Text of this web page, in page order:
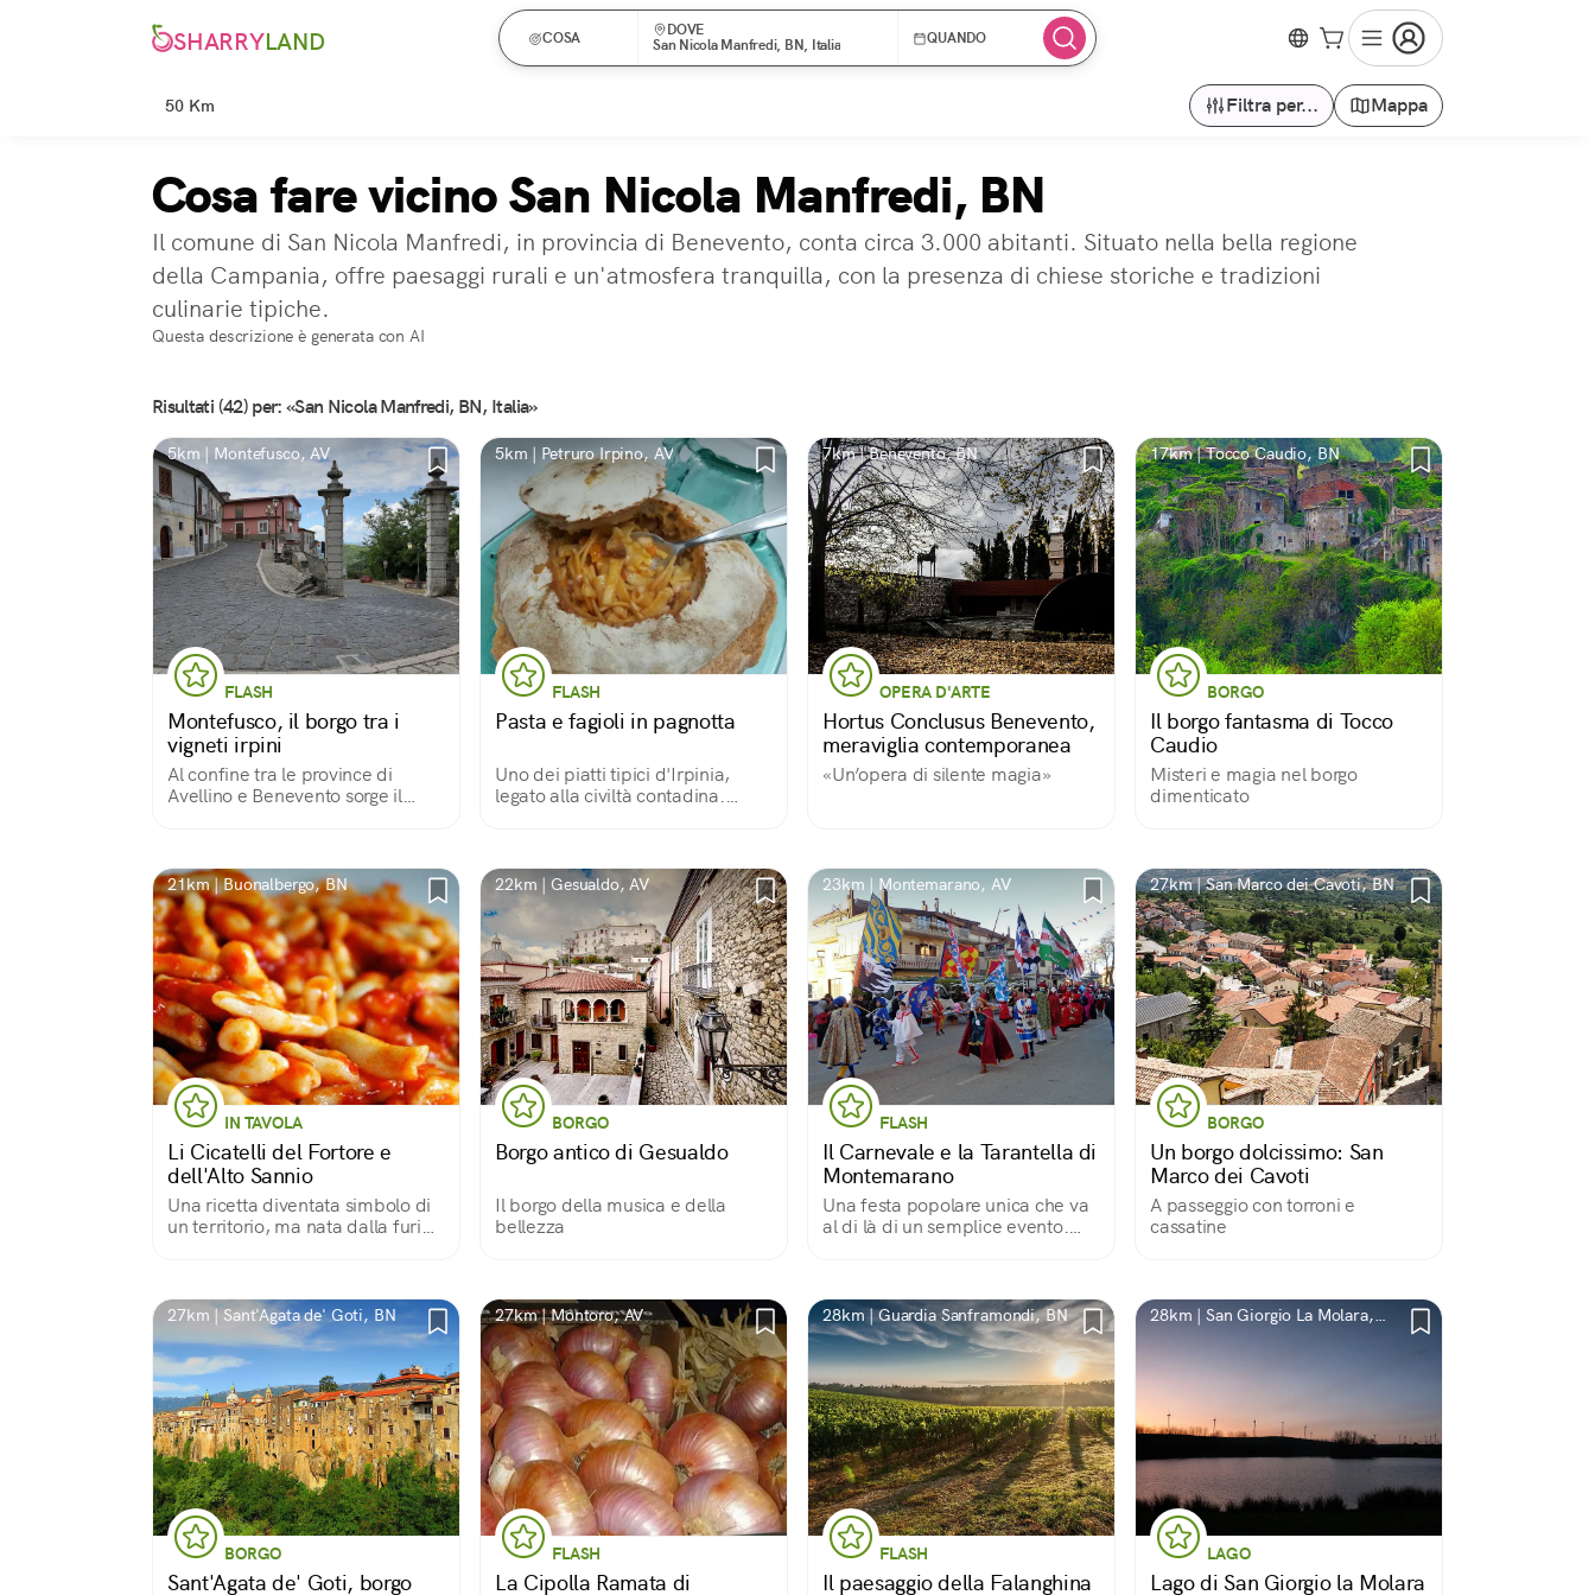
SHARRYLAND COSA
DOVE
San Nicola Manfredi, BN, Italia
QUANDO
50 Km Filtra per... Mappa
Cosa fare vicino San Nicola Manfredi, BN
Il comune di San Nicola Manfredi, in provincia di Benevento, conta circa 3.000 abitanti. Situato nella bella regione
della Campania, offre paesaggi rurali e un'atmosfera tranquilla, con la presenza di chiese storiche e tradizioni
culinarie tipiche.
Questa descrizione è generata con AI
Risultati (42) per: «San Nicola Manfredi, BN, Italia»
5km | Montefusco, AV
FLASH
Montefusco, il borgo tra i
vigneti irpini
Al confine tra le province di
Avellino e Benevento sorge il
pregiati vini irpini e sanniti si
estendono.
5km | Petruro Irpino, AV
FLASH
Pasta e fagioli in pagnotta
Uno dei piatti tipici d'Irpinia,
legato alla civiltà contadina.
Leccornia rimasta intatta come
allora!
7km | Benevento, BN
OPERA D'ARTE
Hortus Conclusus Benevento,
meraviglia contemporanea
«Un’opera di silente magia»
17km | Tocco Caudio, BN
BORGO
Il borgo fantasma di Tocco
Caudio
Misteri e magia nel borgo
dimenticato
21km | Buonalbergo, BN
IN TAVOLA
Li Cicatelli del Fortore e
dell'Alto Sannio
Una ricetta diventata simbolo di
un territorio, ma nata dalla furia
22km | Gesualdo, AV
BORGO
Borgo antico di Gesualdo
Il borgo della musica e della
bellezza
23km | Montemarano, AV
FLASH
Il Carnevale e la Tarantella di
Montemarano
Una festa popolare unica che va
al di là di un semplice evento.
parte del codice genetico dei
Montemaranesi.
27km | San Marco dei Cavoti, BN
BORGO
Un borgo dolcissimo: San
Marco dei Cavoti
A passeggio con torroni e
cassatine
27km | Sant'Agata de' Goti, BN
BORGO
Sant'Agata de' Goti, borgo
27km | Montoro, AV
FLASH
La Cipolla Ramata di
28km | Guardia Sanframondi, BN
FLASH
Il paesaggio della Falanghina
28km | San Giorgio La Molara,
LAGO
Lago di San Giorgio la Molara